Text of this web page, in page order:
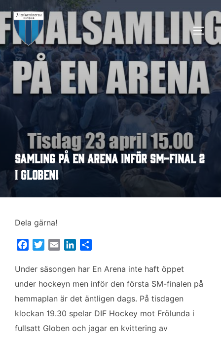
Hoppa
till
innehåll
SLÅ
Samling på En Arena inför SM-final 2
i Globen!
Dela gärna!
c
e
o
o
k
i
t
e
r
a
i
l
n
k
d
I
n
l
a
Under säsongen har En Arena inte haft öppet
under hockeyn men inför den första SM-finalen på
hemmaplan är det äntligen dags. På tisdagen
klockan 19.30 spelar DIF Hockey mot Frölunda i
fullsatt Globen och jagar en kvittering av